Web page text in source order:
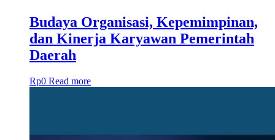
Budaya Organisasi, Kepemimpinan,
dan Kinerja Karyawan Pemerintah
Daerah
Rp0 Read more